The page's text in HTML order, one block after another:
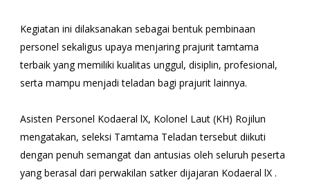
Kegiatan ini dilaksanakan sebagai bentuk pembinaan
personel sekaligus upaya menjaring prajurit tamtama
terbaik yang memiliki kualitas unggul, disiplin, profesional,
serta mampu menjadi teladan bagi prajurit lainnya.
Asisten Personel Kodaeral lX, Kolonel Laut (KH) Rojilun
mengatakan, seleksi Tamtama Teladan tersebut diikuti
dengan penuh semangat dan antusias oleh seluruh peserta
yang berasal dari perwakilan satker dijajaran Kodaeral lX .